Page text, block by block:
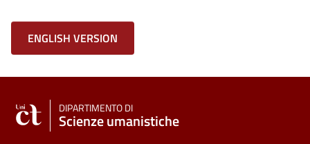
ENGLISH VERSION
DIPARTIMENTO DI
Scienze umanistiche